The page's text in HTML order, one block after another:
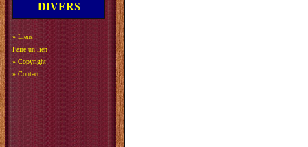
DIVERS
» Liens
Faire un lien
» Copyright
» Contact